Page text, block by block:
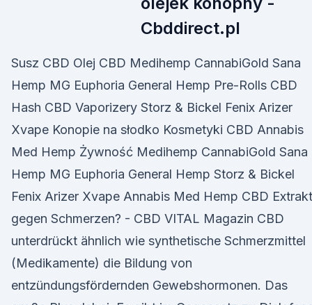
Cbddirect.pl
Susz CBD Olej CBD Medihemp CannabiGold Sana
Hemp MG Euphoria General Hemp Pre-Rolls CBD
Hash CBD Vaporizery Storz & Bickel Fenix Arizer
Xvape Konopie na słodko Kosmetyki CBD Annabis
Med Hemp Żywność Medihemp CannabiGold Sana
Hemp MG Euphoria General Hemp Storz & Bickel
Fenix Arizer Xvape Annabis Med Hemp CBD
gegen Schmerzen? - CBD VITAL Magazin CBD
unterdrückt ähnlich wie synthetische Schmerzmittel
(Medikamente) die Bildung von
entzündungsfördernden Gewebshormonen. Das